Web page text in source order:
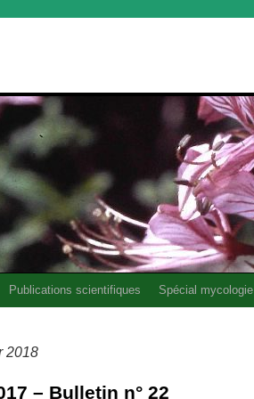
Publications scientifiques Spécial mycologie
2018
– Bulletin n° 22